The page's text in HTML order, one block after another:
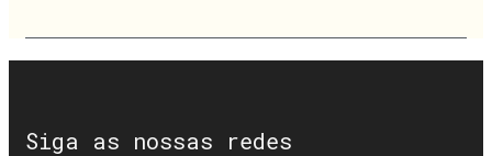
Siga as nossas redes